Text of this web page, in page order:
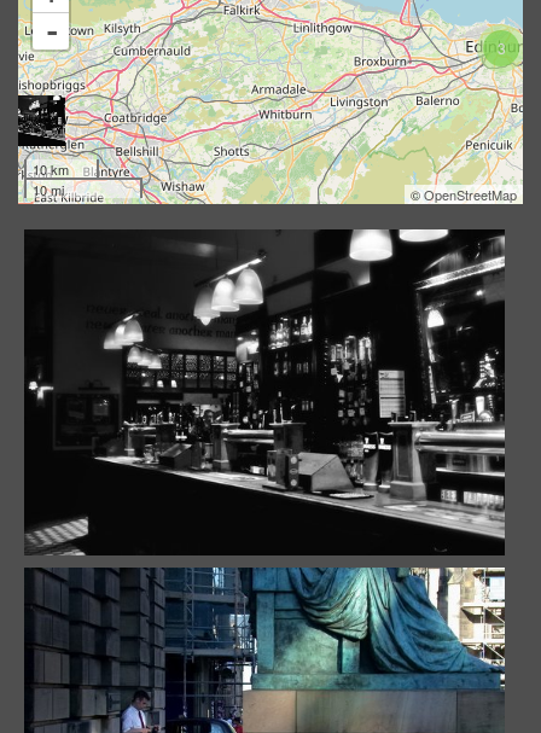
3
-
10 km
10 mi
©OpenStreetMap
Glasgow Pub ambiance
139354 visites
Dans la lumière / in the light
9570 visites
Pub ambiance
9483 visites